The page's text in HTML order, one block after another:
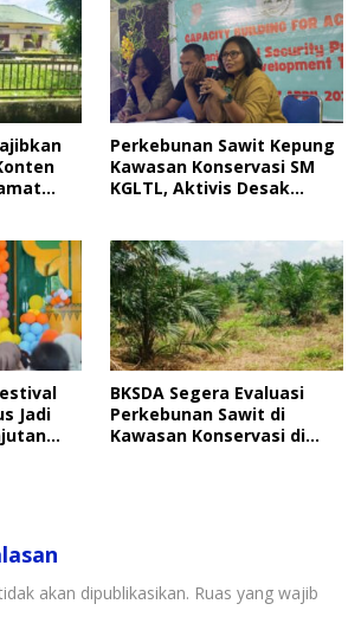
Perkebunan Sawit Kepung
Kawasan Konservasi SM
KGLTL, Aktivis Desak
Jadi
BKSDA Segera Evaluasi
Perkebunan Sawit di
Kawasan Konservasi di
akan dipublikasikan. Ruas yang wajib